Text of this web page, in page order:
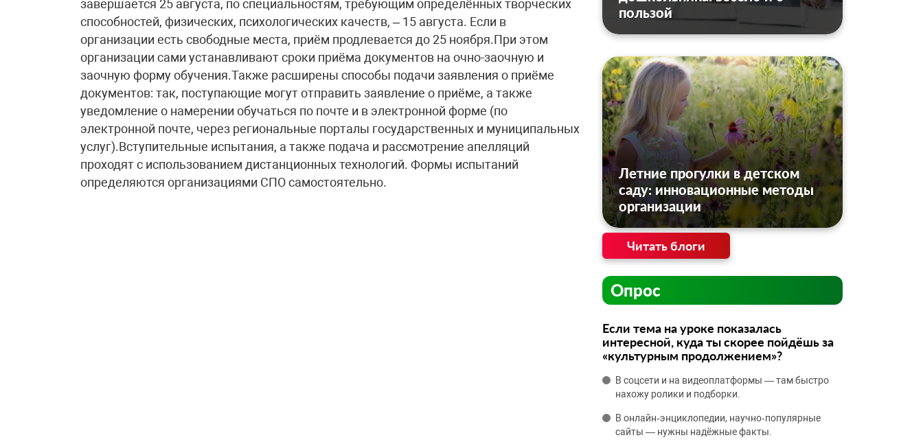
завершается 25 августа, по специальностям, требующим определённых творческих
способностей, физических, психологических качеств, – 15 августа. Если в
организации есть свободные места, приём продлевается до 25 ноября.При этом
организации сами устанавливают сроки приёма документов на очно-заочную и
заочную форму обучения.Также расширены способы подачи заявления о приёме
документов: так, поступающие могут отправить заявление о приёме, а также
уведомление о намерении обучаться по почте и в электронной форме (по
электронной почте, через региональные порталы государственных и муниципальных
услуг).Вступительные испытания, а также подача и рассмотрение апелляций
проходят с использованием дистанционных технологий. Формы испытаний
определяются организациями СПО самостоятельно.
пользой
Летние прогулки в детском
саду: инновационные методы
организации
Читать блоги
Опрос
Если тема на уроке показалась
интересной, куда ты скорее пойдёшь за
«культурным продолжением»?
В соцсети и на видеоплатформы — там быстро
нахожу ролики и подборки.
В онлайн‑энциклопедии, научно‑популярные
сайты — нужны надёжные факты.